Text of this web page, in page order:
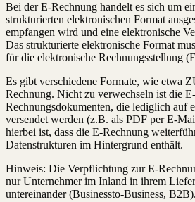
Bei der E-Rechnung handelt es sich um
strukturierten elektronischen Format
empfangen wird und eine elektronische
Das strukturierte elektronische Format
für die elektronische Rechnungsstellung
Es gibt verschiedene Formate, wie etwa
Rechnung. Nicht zu verwechseln ist die
Rechnungsdokumenten, die lediglich auf
versendet werden (z.B. als PDF per E-
hierbei ist, dass die E-Rechnung
Datenstrukturen im Hintergrund enthält.
Hinweis: Die Verpflichtung zur E-
nur Unternehmer im Inland in ihrem
untereinander (Businessto-Business,